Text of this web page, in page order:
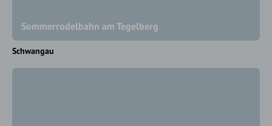
Sommerrodelbahn am Tegelberg
Schwangau